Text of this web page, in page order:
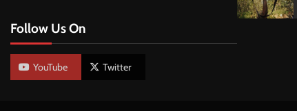
Follow Us On
YouTube Twitter